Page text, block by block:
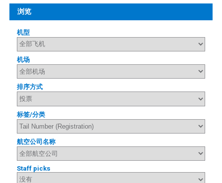
浏览
机型
机场
排序方式
标签/分类
航空公司名称
Staff picks